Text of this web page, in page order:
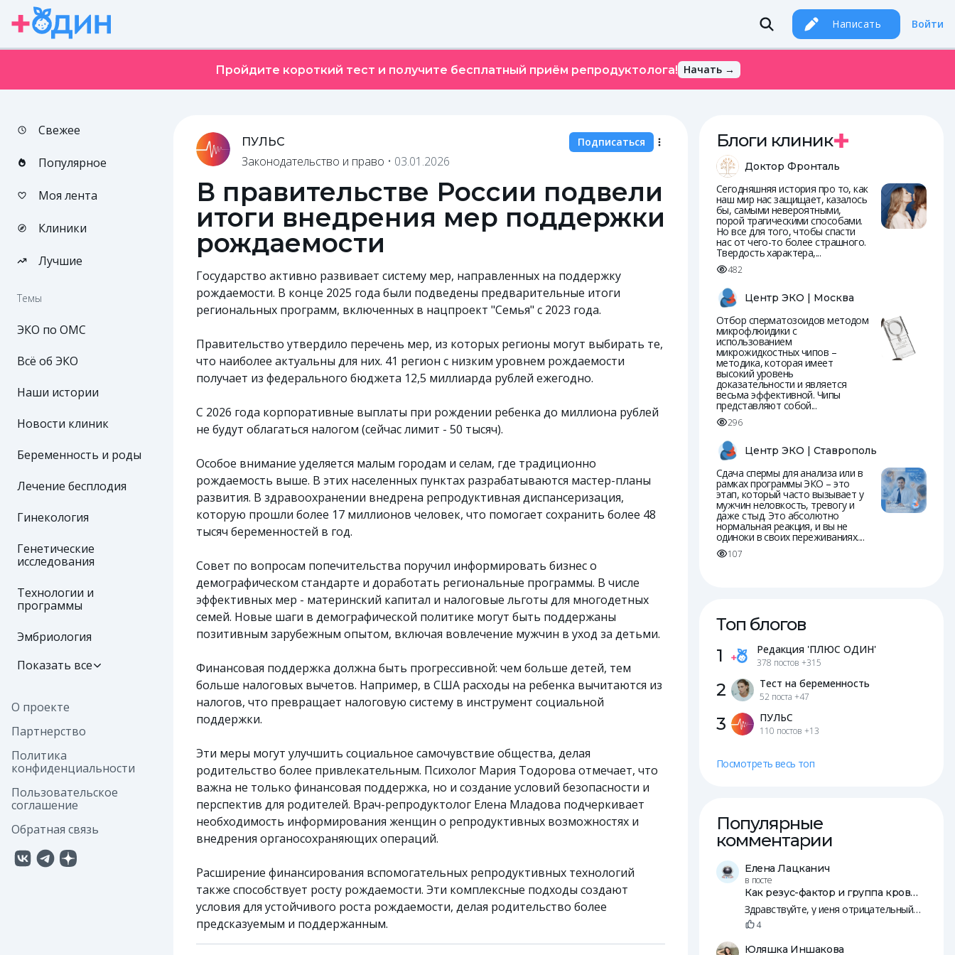
Написать Войти
Пройдите короткий тест и получите бесплатный приём репродуктолога! Начать →
Свежее
Популярное
Моя лента
Клиники
Лучшие
Темы
ЭКО по ОМС
Всё об ЭКО
Наши истории
Новости клиник
Беременность и роды
Лечение бесплодия
Гинекология
Генетические
исследования
Технологии и
программы
Эмбриология
Показать все
О проекте
Партнерство
Политика
конфиденциальности
Пользовательское
соглашение
Обратная связь
ПУЛЬС Подписаться
Законодательство и право • 03.01.2026
В правительстве России подвели
итоги внедрения мер поддержки
рождаемости
Государство активно развивает систему мер, направленных на поддержку
рождаемости. В конце 2025 года были подведены предварительные итоги
региональных программ, включенных в нацпроект "Семья" с 2023 года.
Правительство утвердило перечень мер, из которых регионы могут выбирать те,
что наиболее актуальны для них. 41 регион с низким уровнем рождаемости
получает из федерального бюджета 12,5 миллиарда рублей ежегодно.
С 2026 года корпоративные выплаты при рождении ребенка до миллиона рублей
не будут облагаться налогом (сейчас лимит - 50 тысяч).
Особое внимание уделяется малым городам и селам, где традиционно
рождаемость выше. В этих населенных пунктах разрабатываются мастер-планы
развития. В здравоохранении внедрена репродуктивная диспансеризация,
которую прошли более 17 миллионов человек, что помогает сохранить более 48
тысяч беременностей в год.
Совет по вопросам попечительства поручил информировать бизнес о
демографическом стандарте и доработать региональные программы. В числе
эффективных мер - материнский капитал и налоговые льготы для многодетных
семей. Новые шаги в демографической политике могут быть поддержаны
позитивным зарубежным опытом, включая вовлечение мужчин в уход за детьми.
Финансовая поддержка должна быть прогрессивной: чем больше детей, тем
больше налоговых вычетов. Например, в США расходы на ребенка вычитаются из
налогов, что превращает налоговую систему в инструмент социальной
поддержки.
Эти меры могут улучшить социальное самочувствие общества, делая
родительство более привлекательным. Психолог Мария Тодорова отмечает, что
важна не только финансовая поддержка, но и создание условий безопасности и
перспектив для родителей. Врач-репродуктолог Елена Младова подчеркивает
необходимость информирования женщин о репродуктивных возможностях и
внедрения органосохраняющих операций.
Расширение финансирования вспомогательных репродуктивных технологий
также способствует росту рождаемости. Эти комплексные подходы создают
условия для устойчивого роста рождаемости, делая родительство более
предсказуемым и поддержанным.
Блоги клиник
Доктор Фронталь
Сегодняшняя история про то, как
наш мир нас защищает, казалось
бы, самыми невероятными,
порой трагическими способами.
Но все для того, чтобы спасти
нас от чего-то более страшного.
Твердость характера,...
482
Центр ЭКО | Москва
Отбор сперматозоидов методом
микрофлюидики с
использованием
микрожидкостных чипов –
методика, которая имеет
высокий уровень
доказательности и является
весьма эффективной. Чипы
представляют собой...
296
Центр ЭКО | Ставрополь
Сдача спермы для анализа или в
рамках программы ЭКО – это
этап, который часто вызывает у
мужчин неловкость, тревогу и
даже стыд. Это абсолютно
нормальная реакция, и вы не
одиноки в своих переживаниях....
107
Топ блогов
1
Редакция 'ПЛЮС ОДИН'
378 постов+315
2 Тест на беременность
52 поста+47
3 ПУЛЬС
110 постов+13
Посмотреть весь топ
Популярные
комментарии
Елена Лацканич
в посте
Как резус-фактор и группа крови влияют на зачатие и беременность
Здравствуйте, у иеня отрицательный резус, у мужа положительны. Пятеро общих детей, младшей уде 14 лет.
4
Юляшка Иншакова